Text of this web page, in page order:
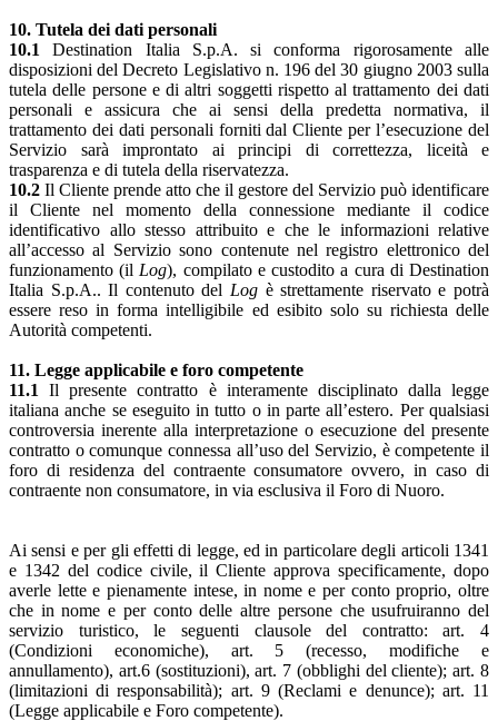
10. Tutela dei dati personali
10.1
Destination Italia S.p.A. si conforma rigorosamente alle
disposizioni del Decreto Legislativo n. 196 del 30 giugno 2003 sulla
tutela delle persone e di altri soggetti rispetto al trattamento dei dati
personali e assicura che ai sensi della predetta normativa, il
trattamento dei dati personali forniti dal Cliente per l’esecuzione del
Servizio sarà improntato ai principi di correttezza, liceità e
trasparenza e di tutela della riservatezza.
10.2 Il Cliente prende atto che il gestore del Servizio può identificare
il Cliente nel momento della connessione mediante il codice
identificativo allo stesso attribuito e che le informazioni relative
all’accesso al Servizio sono contenute nel registro elettronico del
funzionamento (il Log), compilato e custodito a cura di Destination
Italia S.p.A.. Il contenuto del Log è strettamente riservato e potrà
essere reso in forma intelligibile ed esibito solo su richiesta delle
Autorità competenti.
11. Legge applicabile e foro competente
11.1
Il presente contratto è interamente disciplinato dalla legge
italiana anche se eseguito in tutto o in parte all’estero. Per qualsiasi
controversia inerente alla interpretazione o esecuzione del presente
contratto o comunque connessa all’uso del Servizio, è competente il
foro di residenza del contraente consumatore ovvero, in caso di
contraente non consumatore, in via esclusiva il Foro di Nuoro.
Ai sensi e per gli effetti di legge, ed in particolare degli articoli 1341
e 1342 del codice civile, il Cliente approva specificamente, dopo
averle lette e pienamente intese, in nome e per conto proprio, oltre
che in nome e per conto delle altre persone che usufruiranno del
servizio turistico, le seguenti clausole del contratto: art. 4
(Condizioni economiche), art. 5 (recesso, modifiche e
annullamento), art.6 (sostituzioni), art. 7 (obblighi del cliente); art. 8
(limitazioni di responsabilità); art. 9 (Reclami e denunce); art. 11
(Legge applicabile e Foro competente).